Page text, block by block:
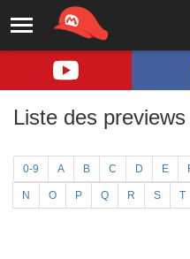
Liste des
0-9 A B C D E
N O P Q R S T